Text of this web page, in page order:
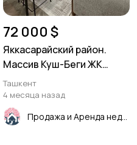
72 000 $
Яккасарайский район.
Массив Куш-Беги ЖК
"Vegas Tower".2/14/17. 36м²
Ташкент
4 месяца назад